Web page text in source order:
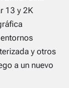
13 y 2K
y otros
a un nuevo